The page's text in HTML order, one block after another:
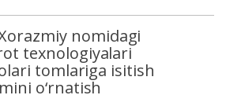
nomidagi
texnologiyalari
tomlariga isitish
o‘rnatish